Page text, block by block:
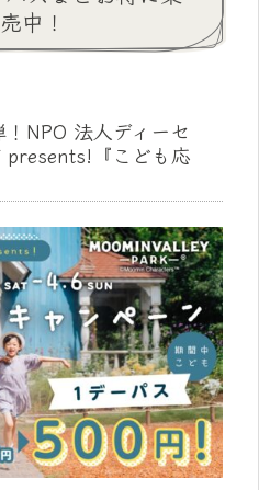
中！
NPO 法人ディーセ
presents!『こども応